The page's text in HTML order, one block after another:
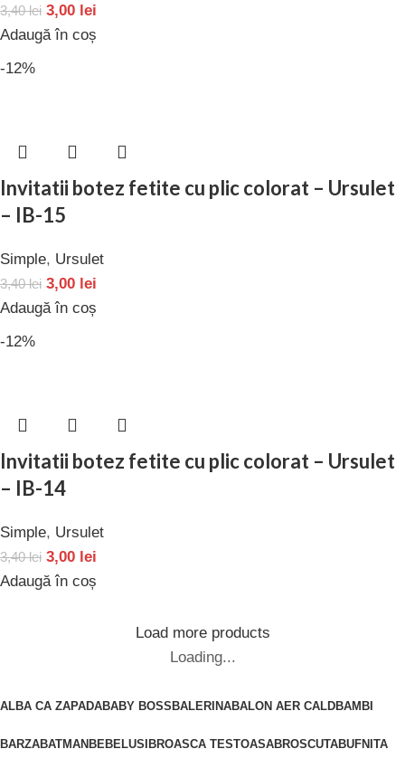
ALBA CA ZAPADABABY BOSS BALERINABALON AER CALDBAMBI
BARZABATMAN BEBELUSI BROASCA TESTOASABROSCUTABUFNITA
3,40lei 3,00 lei
Adaugă în coș
-12%
Invitatii botez fetite cu plic colorat – Ursulet
– IB-15
Simple, Ursulet
3,40lei 3,00 lei
Adaugă în coș
-12%
Invitatii botez fetite cu plic colorat – Ursulet
– IB-14
Simple, Ursulet
3,40lei 3,00 lei
Adaugă în coș
Load more products
Loading...